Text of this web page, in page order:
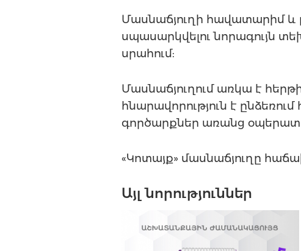
Մասնաճյուղի հավատարիմ և
սպասարկվելու նորագույն
սրահում:
Մասնաճյուղում առկա է
հնարավորություն է
գործարքներ առանց
«Կոտայք» մասնաճյուղը
Այլ նորություններ